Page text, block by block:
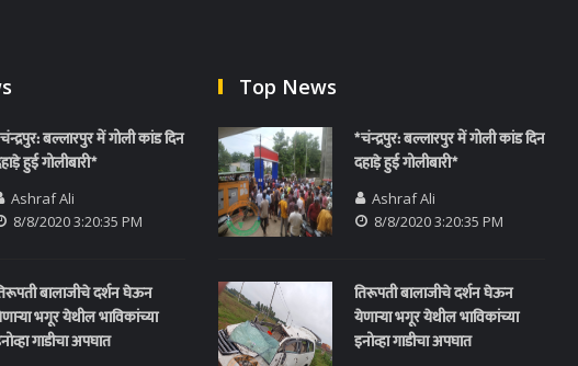
बल्लारपुर में गोली कांड दिन
हुई गोलीबारी*
Ashraf Ali
8/8/2020 3:20:35 PM
बालाजीचे दर्शन घेऊन
भगूर येथील भाविकांच्या
गाडीचा अपघात
Top News
*चंन्द्रपुर: बल्लारपुर में गोली कांड दिन
दहाड़े हुई गोलीबारी*
Ashraf Ali
8/8/2020 3:20:35 PM
तिरूपती बालाजीचे दर्शन घेऊन
येणाऱ्या भगूर येथील भाविकांच्या
इनोव्हा गाडीचा अपघात